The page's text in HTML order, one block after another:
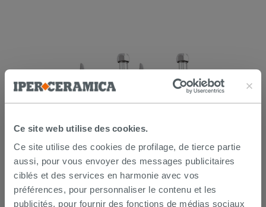
Ce site web utilise des cookies.
Ce site utilise des cookies de profilage, de tierce partie
aussi, pour vous envoyer des messages publicitaires
ciblés et des services en harmonie avec vos
préférences, pour personnaliser le contenu et les
publicités, pour fournir des fonctions de médias sociaux
chromé
14,90 €